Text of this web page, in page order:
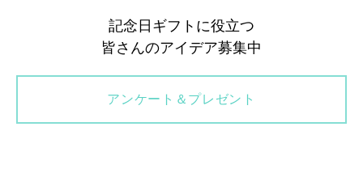
記念日ギフトに役立つ
皆さんのアイデア募集中
アンケート＆プレゼント